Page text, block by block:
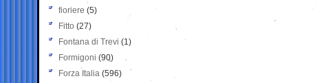
fioriere (5)
Fitto (27)
Fontana di Trevi (1)
Formigoni (90)
Forza Italia (596)